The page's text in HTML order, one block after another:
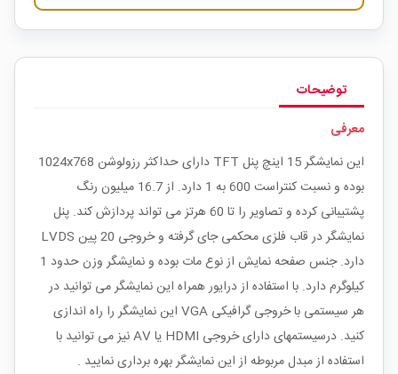
توضیحات
معرفی
این نمایشگر 15 اینچ پنل TFT دارای حداکثر رزولوشن 1024x768
بوده و نسبت کنتراست 600 به 1 دارد. از 16.7 میلیون رنگ
پشتیبانی کرده و تصاویر را تا 60 هرتز می تواند پردازش کند. پنل
نمایشگر در قاب فلزی محکمی جای گرفته و خروجی 20 پین LVDS
دارد. جنس صفحه نمایش از نوع مات بوده و نمایشگر وزن حدود 1
کیلوگرم دارد. با استفاده از درایور همراه این نمایشگر می توانید در
هر سیستمی با خروجی گرافیکی VGA این نمایشگر را راه اندازی
کنید. درسیستمهای دارای خروجی HDMI یا AV نیز می توانید با
استفاده از مبدل مربوطه از این نمایشگر بهره برداری نمایید .